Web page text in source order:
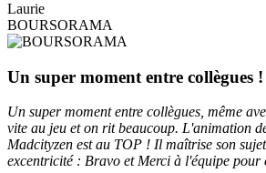
Laurie
BOURSORAMA
Un super moment entre collègues !
Un super moment entre collègues, même
vite au jeu et on rit beaucoup. L'animation
Madcityzen est au TOP ! Il maîtrise son
excentricité : Bravo et Merci à l'équipe pour